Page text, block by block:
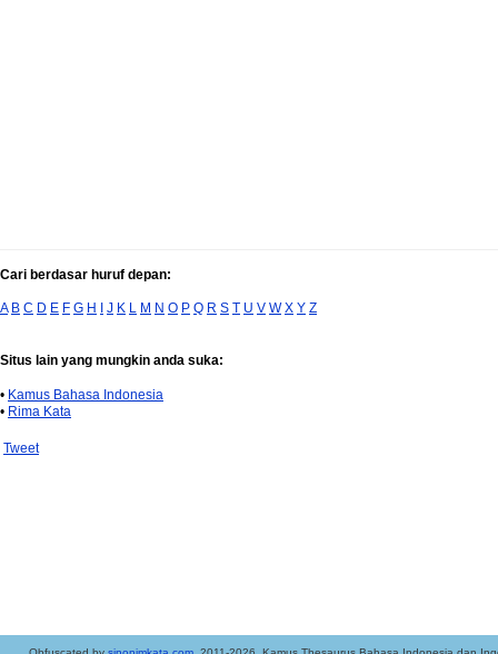
Cari berdasar huruf depan:
A B C D E F G H I J K L M N O P Q R S T U V W X Y Z
Situs lain yang mungkin anda suka:
• Kamus Bahasa Indonesia
• Rima Kata
Tweet